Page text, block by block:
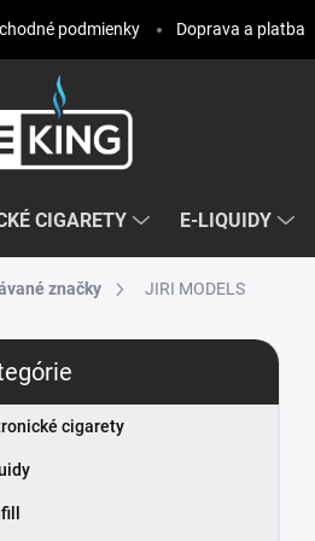
podmienky Doprava a platba
CIGARETY E-LIQUIDY
značky JIRI MODELS
cigarety